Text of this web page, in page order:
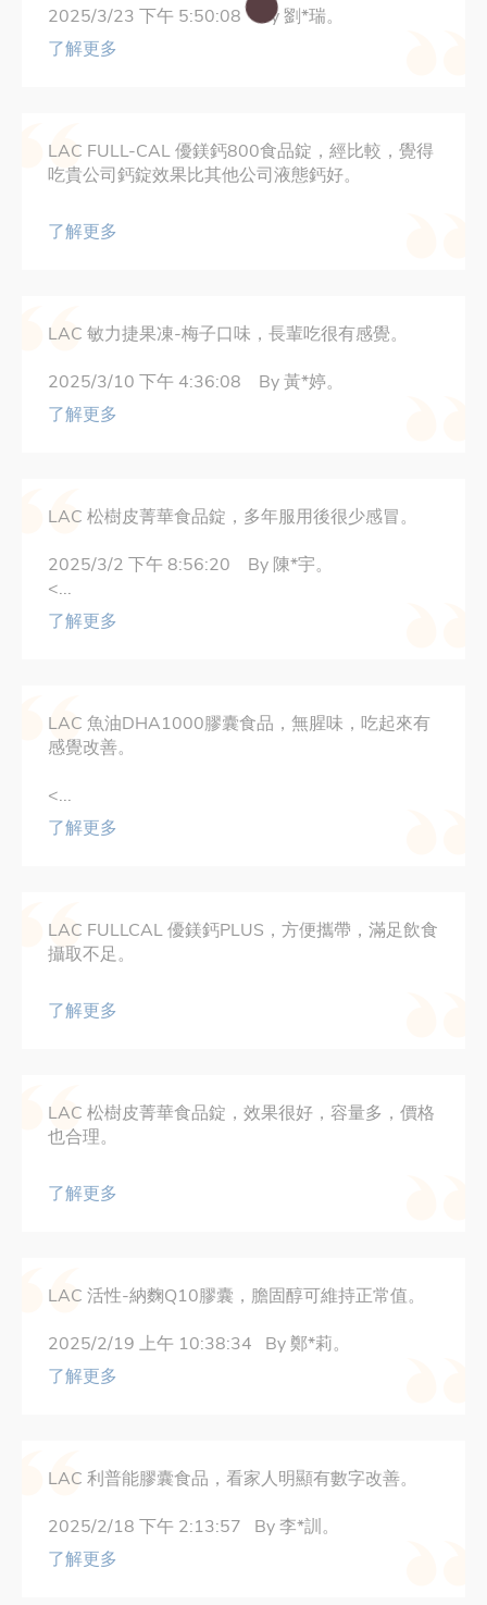
2025/3/23 下午 5:50:08 By 劉*瑞。
了解更多
LAC FULL-CAL 優鎂鈣800食品錠，經比較，覺得
吃貴公司鈣錠效果比其他公司液態鈣好。
了解更多
LAC 敏力捷果凍-梅子口味，長輩吃很有感覺。
2025/3/10 下午 4:36:08 By 黃*婷。
了解更多
LAC 松樹皮菁華食品錠，多年服用後很少感冒。
2025/3/2 下午 8:56:20 By 陳*宇。
<...
了解更多
LAC 魚油DHA1000膠囊食品，無腥味，吃起來有
感覺改善。
<...
了解更多
LAC FULLCAL 優鎂鈣PLUS，方便攜帶，滿足飲食
攝取不足。
了解更多
LAC 松樹皮菁華食品錠，效果很好，容量多，價格
也合理。
了解更多
LAC 活性-納麴Q10膠囊，膽固醇可維持正常值。
2025/2/19 上午 10:38:34 By 鄭*莉。
了解更多
LAC 利普能膠囊食品，看家人明顯有數字改善。
2025/2/18 下午 2:13:57 By 李*訓。
了解更多